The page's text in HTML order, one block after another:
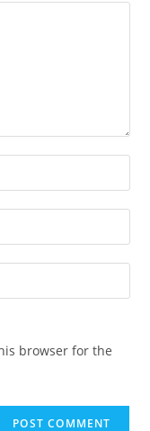
browser for the